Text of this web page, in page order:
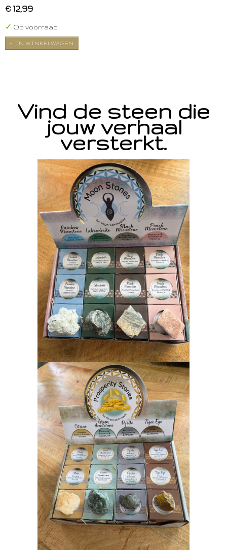
€ 12,99
✓ Op voorraad
IN WINKELWAGEN
Vind de steen die
jouw verhaal
versterkt.